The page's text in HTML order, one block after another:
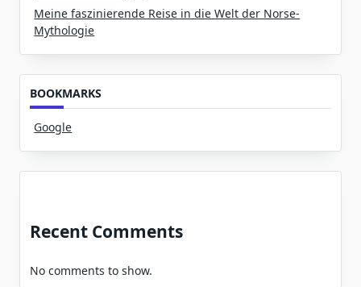
Meine faszinierende Reise in die Welt der Norse-
Mythologie
BOOKMARKS
Google
Recent Comments
No comments to show.